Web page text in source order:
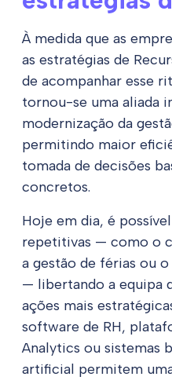
À medida que as
as estratégias de
de acompanhar esse
tornou-se uma aliada
modernização da
permitindo maior
tomada de decisões
concretos.
Hoje em dia, é
repetitivas — como o
a gestão de férias ou
— libertando a equipa
ações mais
software de RH,
Analytics ou sistemas
artificial permitem